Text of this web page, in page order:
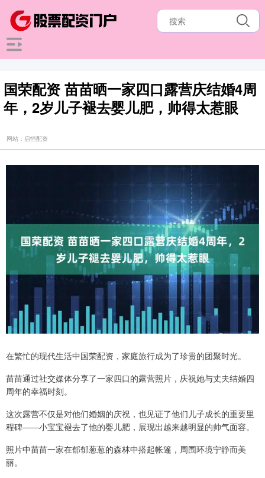
国荣配资 苗苗晒一家四口露营庆结婚4周
年，2岁儿子褪去婴儿肥，帅得太惹眼
网站：启恒配资
在繁忙的现代生活中国荣配资，家庭旅行成为了珍贵的团聚时光。
苗苗通过社交媒体分享了一家四口的露营照片，庆祝她与丈夫结婚四
周年的幸福时刻。
这次露营不仅是对他们婚姻的庆祝，也见证了他们儿子成长的重要里
程碑——小宝宝褪去了他的婴儿肥，展现出越来越明显的帅气面容。
照片中苗苗一家在郁郁葱葱的森林中搭起帐篷，周围环境宁静而美
丽。